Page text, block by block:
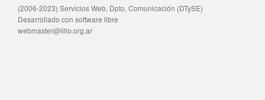
(2006-2023) Servicios Web, Dpto. Comunicación (DTySE)
Desarrollado con software libre
webmaster@lillo.org.ar